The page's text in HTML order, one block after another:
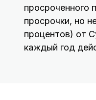
просроченного
просрочки, но
процентов) от
каждый год